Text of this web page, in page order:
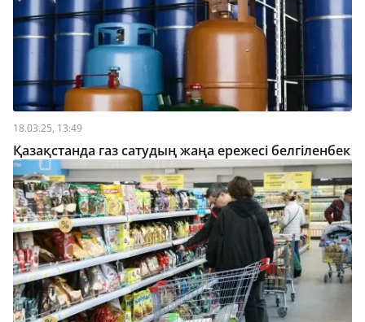
18.03.25, 13:49
Қазақстанда газ сатудың жаңа ережесі белгіленбек